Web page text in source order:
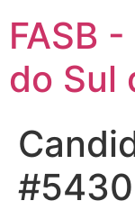
FASB
do Sul
#5430